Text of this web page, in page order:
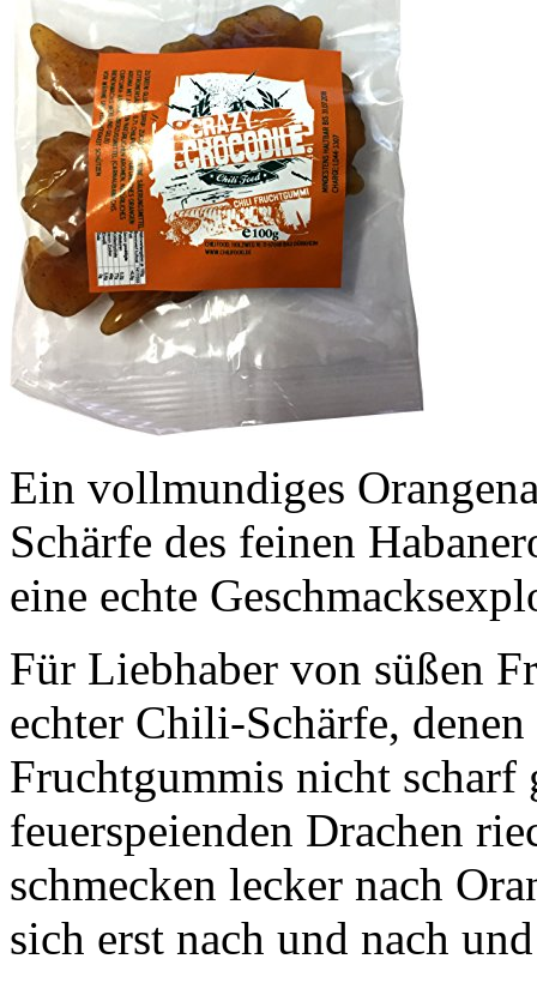
Ein vollmundiges
Schärfe des feinen
eine echte
Für Liebhaber von süßen
echter Chili-Schärfe,
Fruchtgummis nicht
feuerspeienden Drachen
schmecken lecker nach
sich erst nach und nach